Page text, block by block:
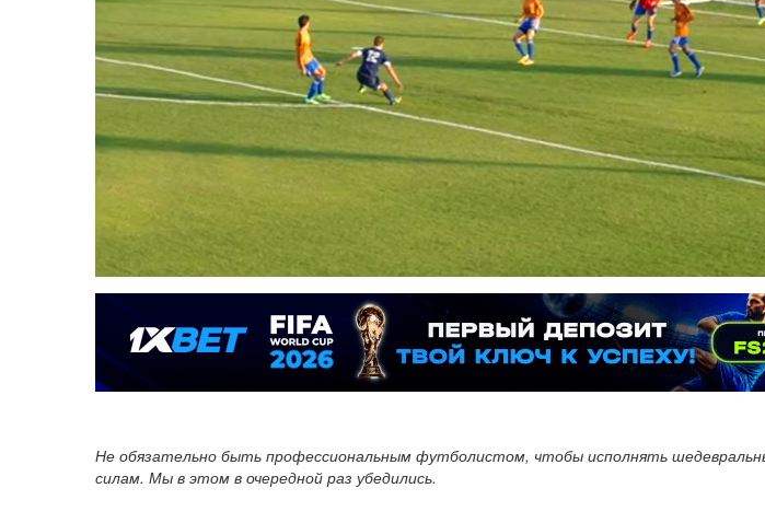
Не обязательно быть профессиональным футболистом, чтобы исполнять
силам. Мы в этом в очередной раз убедились.